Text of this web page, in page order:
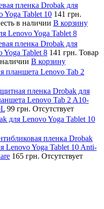
пленка Drobak для
Yoga Tablet 10 141 грн.
в наличии В корзину
Lenovo Yoga Tablet 8
пленка Drobak для
Yoga Tablet 8 141 грн. Товар
В корзину
планшета Lenovo Tab 2
пленка Drobak для
Lenovo Tab 2 A10-
99 грн. Отсутствует
для Lenovo Yoga Tablet 10
пленка Drobak
Lenovo Yoga Tablet 10 Anti-
165 грн. Отсутствует